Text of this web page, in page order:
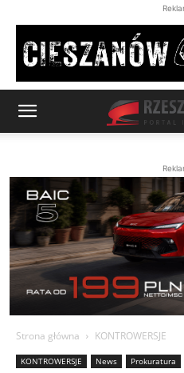
Strona główna KONTROWERSJE
KONTROWERSJE News Prokuratura